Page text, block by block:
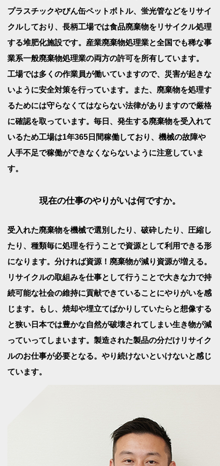
プラスチックやびん缶ペットボトル、蛍光管などをリサイ
クルしており、長柄工場では食品廃棄物をリサイクル処理
する堆肥化施設です。産業廃棄物処理業と全国でも稀な事
業系一般廃棄物処理業の両方の許可を所有しています。
工場では多くの作業員が働いていますので、災害が起きな
いように安全対策を行っています。また、廃棄物を処理す
るためには守らなくてはならない法律がありますので厳格
に確認を取っています。毎日、発生する廃棄物を受入れて
いるため工場は1年365日間稼働しており、機械の故障や
人手不足で稼働ができなくならないように注意していま
す。
現在の仕事のやりがいは何ですか。
受入れた廃棄物を機械で選別したり、破砕したり、圧縮し
たり、種類毎に処理を行うことで資源として利用できる形
になります。分ければ資源！廃棄物が減り資源が増える。
リサイクルの取組みを仕事として行うことで大きな力で持
続可能な社会の維持に貢献できていることにやりがいを感
じます。もし、焼却や埋立てばかりしていたらと想像する
と狭い日本では豊かな自然が破壊されてしまい生き物が減
っていってしまいます。製造された製品の分だけリサイク
ルのお仕事が必要となる。やり続けないといけないと感じ
ています。